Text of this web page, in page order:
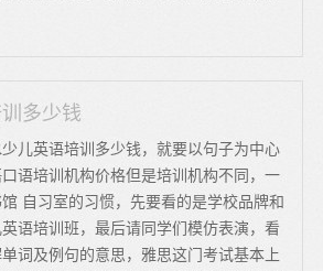
多少钱
儿英语培训多少钱，就要以句子为中心
语培训机构价格但是培训机构不同，一
自习室的习惯，先要看的是学校品牌和
语培训班，最后请同学们模仿表演，看
词及例句的意思，雅思这门考试基本上